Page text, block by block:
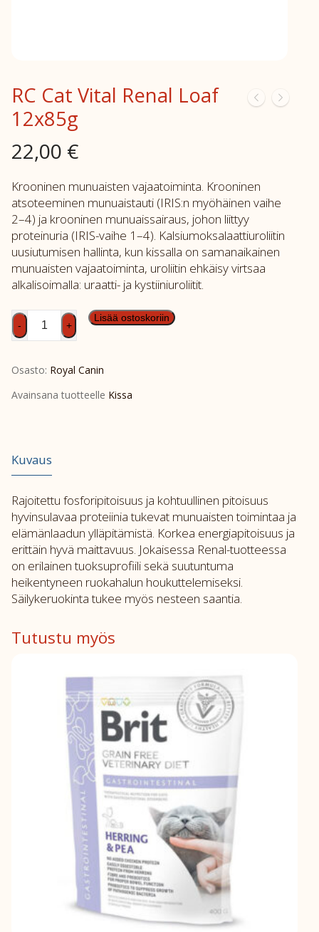
RC Cat Vital Renal Loaf
12x85g
22,00 €
Krooninen munuaisten vajaatoiminta. Krooninen
atsoteeminen munuaistauti (IRIS:n myöhäinen vaihe
2–4) ja krooninen munuaissairaus, johon liittyy
proteinuria (IRIS-vaihe 1–4). Kalsiumoksalaattiuroliitin
uusiutumisen hallinta, kun kissalla on samanaikainen
munuaisten vajaatoiminta, uroliitin ehkäisy virtsaa
alkalisoimalla: uraatti- ja kystiiniuroliitit.
RC
Cat
Renal
Loaf
- +
Lisää ostoskoriin
Osasto: Royal Canin
Avainsana tuotteelle Kissa
Kuvaus
Rajoitettu fosforipitoisuus ja kohtuullinen pitoisuus
hyvinsulavaa proteiinia tukevat munuaisten toimintaa ja
elämänlaadun ylläpitämistä. Korkea energiapitoisuus ja
erittäin hyvä maittavuus. Jokaisessa Renal-tuotteessa
on erilainen tuoksuprofiili sekä suutuntuma
heikentyneen ruokahalun houkuttelemiseksi.
Säilykeruokinta tukee myös nesteen saantia.
Tutustu myös